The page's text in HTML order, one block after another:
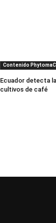
Contenido
Ecuador detecta
cultivos de café